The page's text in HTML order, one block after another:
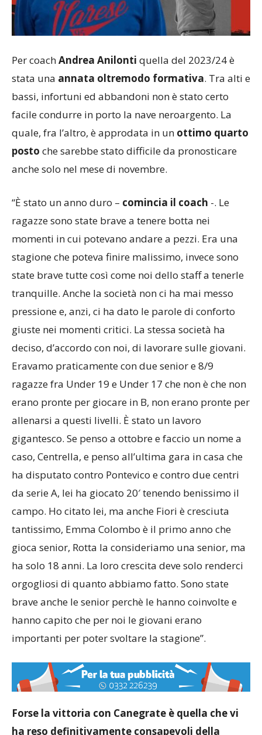
Per coachAndrea Anilonti quella del 2023/24 è
stata una annata oltremodo formativa. Tra alti e
bassi, infortuni ed abbandoni non è stato certo
facile condurre in porto la nave neroargento. La
quale, fra l’altro, è approdata in un ottimo quarto
posto che sarebbe stato difficile da pronosticare
anche solo nel mese di novembre.
“È stato un anno duro – comincia il coach -. Le
ragazze sono state brave a tenere botta nei
momenti in cui potevano andare a pezzi. Era una
stagione che poteva finire malissimo, invece sono
state brave tutte così come noi dello staff a tenerle
tranquille. Anche la società non ci ha mai messo
pressione e, anzi, ci ha dato le parole di conforto
giuste nei momenti critici. La stessa società ha
deciso, d’accordo con noi, di lavorare sulle giovani.
Eravamo praticamente con due senior e 8/9
ragazze fra Under 19 e Under 17 che non è che non
erano pronte per giocare in B, non erano pronte per
allenarsi a questi livelli. È stato un lavoro
gigantesco. Se penso a ottobre e faccio un nome a
caso, Centrella, e penso all’ultima gara in casa che
ha disputato contro Pontevico e contro due centri
da serie A, lei ha giocato 20′ tenendo benissimo il
campo. Ho citato lei, ma anche Fiori è cresciuta
tantissimo, Emma Colombo è il primo anno che
gioca senior, Rotta la consideriamo una senior, ma
ha solo 18 anni. La loro crescita deve solo renderci
orgogliosi di quanto abbiamo fatto. Sono state
brave anche le senior perchè le hanno coinvolte e
hanno capito che per noi le giovani erano
importanti per poter svoltare la stagione”.
Forse la vittoria con Canegrate è quella che vi